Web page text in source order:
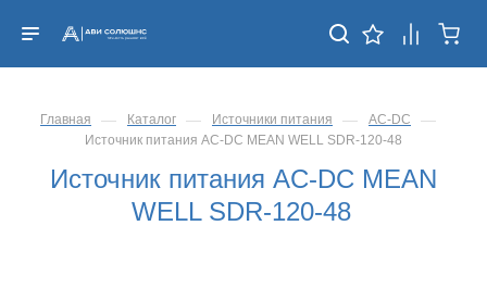
Главная — Каталог — Источники питания — AC-DC —
Источник питания AC-DC MEAN WELL SDR-120-48
Источник питания AC-DC MEAN
WELL SDR-120-48